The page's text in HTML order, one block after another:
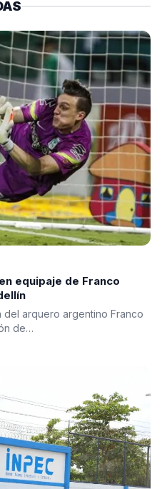
equipaje de Franco
del arquero argentino Franco
de…